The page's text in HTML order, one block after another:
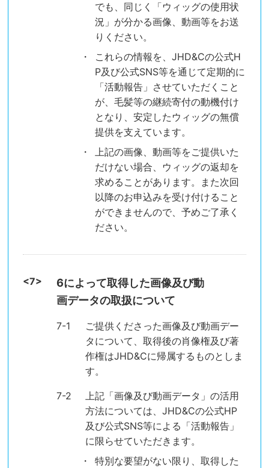
でも、同じく「ウィッグの使用状
況」が分かる画像、動画等をお送
りください。
これらの情報を、JHD&Cの公式H
P及び公式SNS等を通じて定期的に
「活動報告」させていただくこと
が、毛髪等の継続寄付の動機付け
となり、安定したウィッグの無償
提供を支えています。
上記の画像、動画等をご提供いた
だけない場合、ウィッグの返却を
求めることがあります。また次回
以降のお申込みを受け付けること
ができませんので、予めご了承く
ださい。
6によって取得した画像及び動
画データの取扱について
ご提供くださった画像及び動画デー
タについて、取得後の肖像権及び著
作権はJHD&Cに帰属するものとしま
す。
上記「画像及び動画データ」の活用
方法については、JHD&Cの公式HP
及び公式SNS等による「活動報告」
に限らせていただきます。
特別な要望がない限り、取得した